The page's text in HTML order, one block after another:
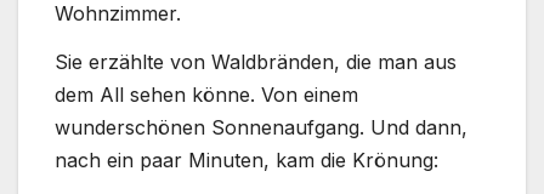
Wohnzimmer.
Sie erzählte von Waldbränden, die man aus
dem All sehen könne. Von einem
wunderschönen Sonnenaufgang. Und dann,
nach ein paar Minuten, kam die Krönung: